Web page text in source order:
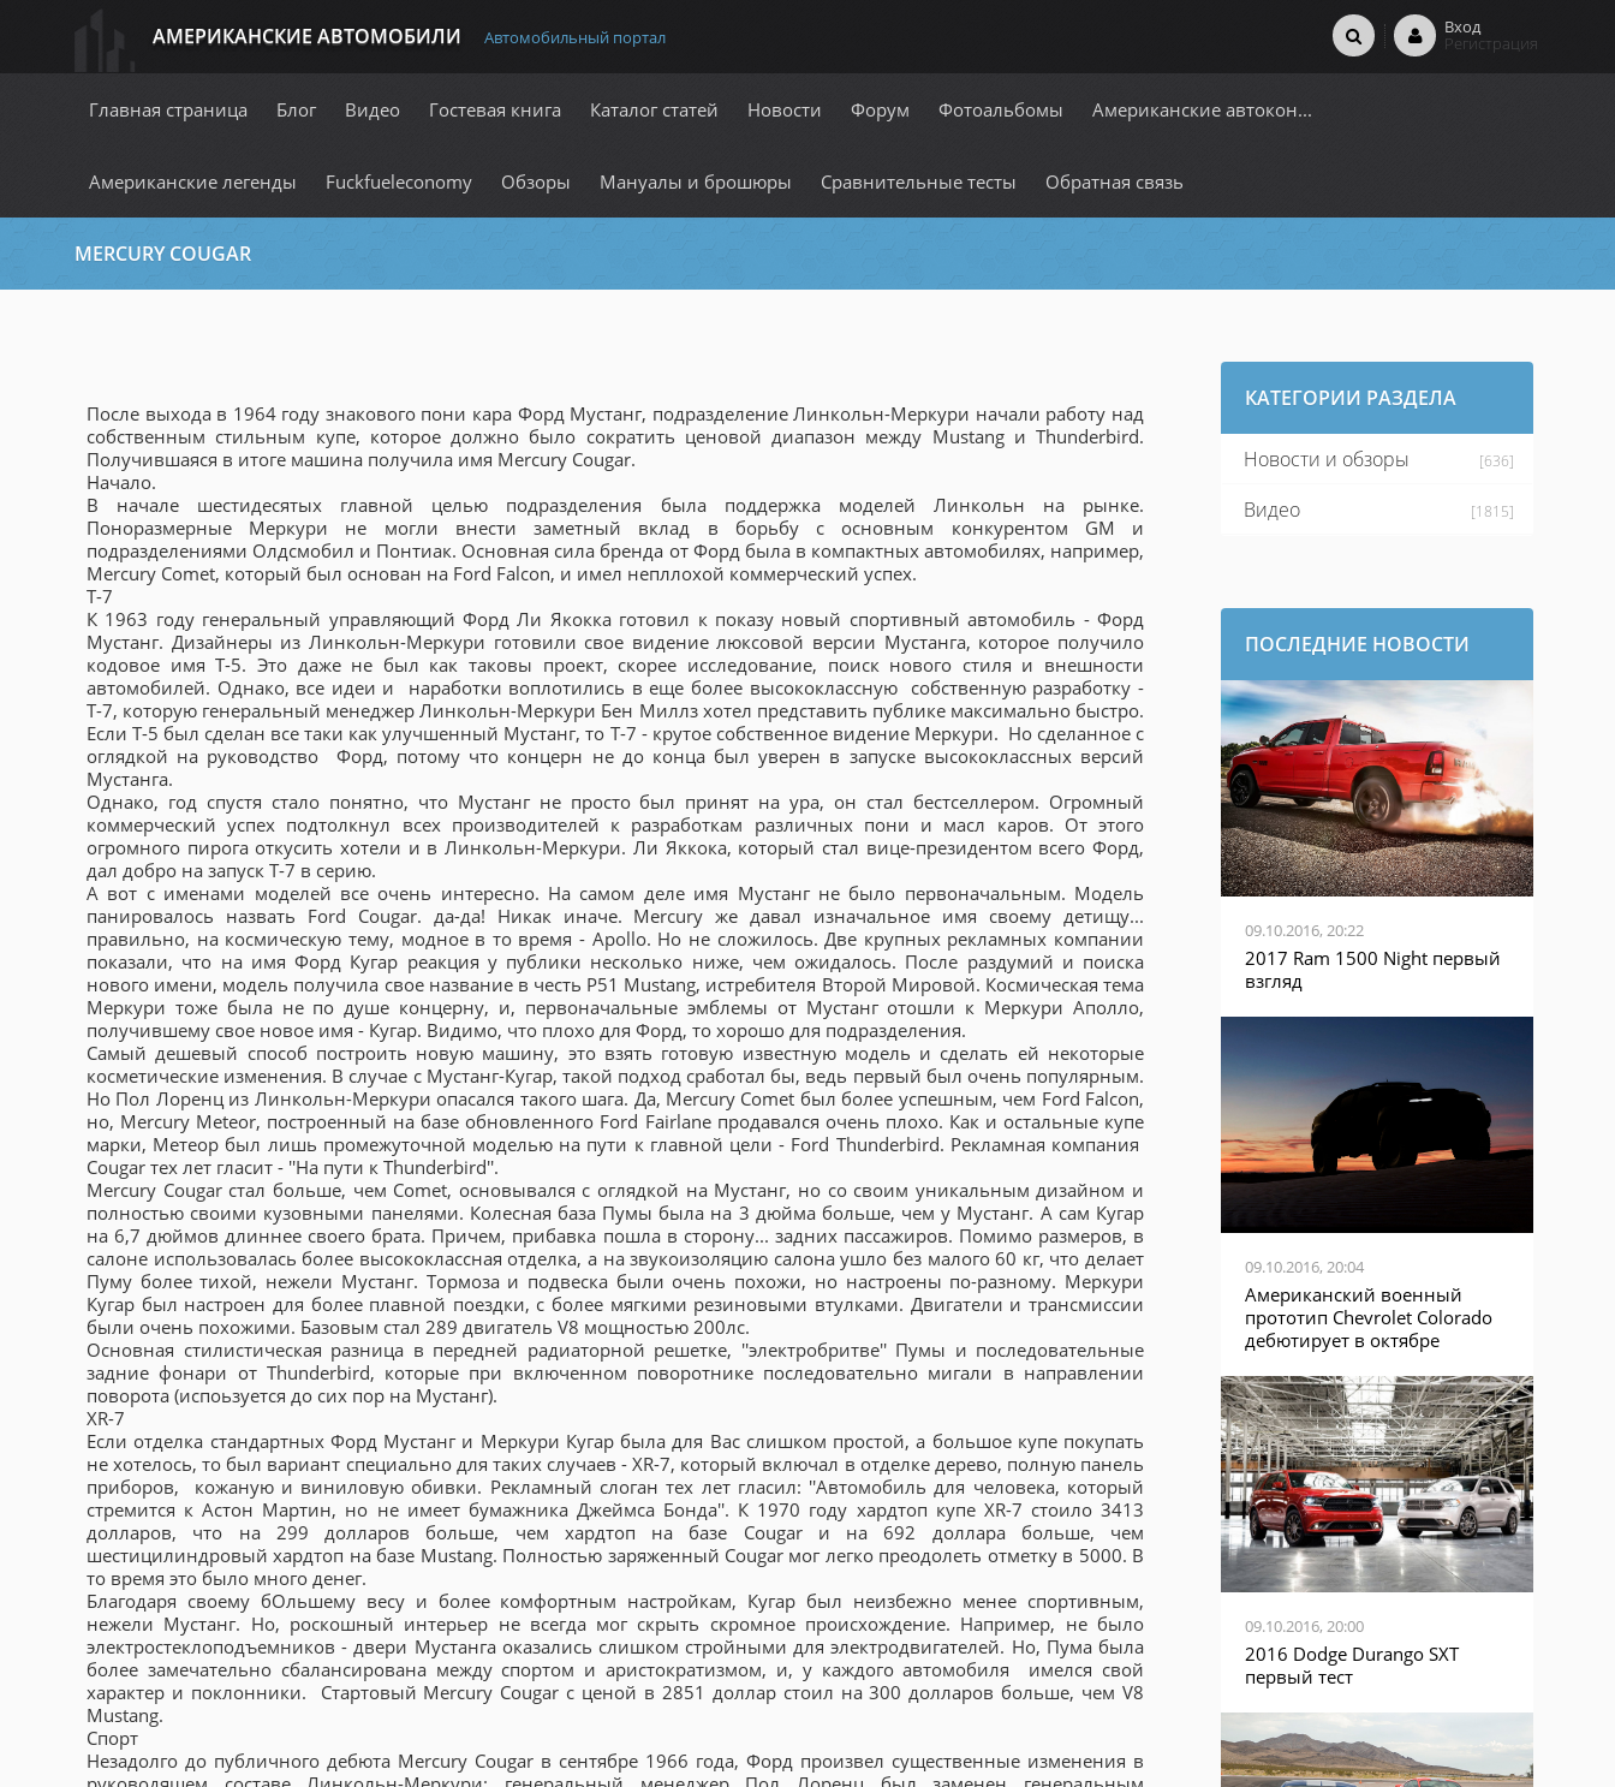
АМЕРИКАНСКИЕ АВТОМОБИЛИ Автомобильный портал Вход
Регистрация
Главная страница Блог Видео Гостевая книга Каталог статей Новости Форум Фотоальбомы Американские автокон...
Американские легенды Fuckfueleconomy Обзоры Мануалы и брошюры Сравнительные тесты Обратная связь
MERCURY COUGAR
После выхода в 1964 году знакового пони кара Форд Мустанг, подразделение Линкольн-Меркури начали работу над
собственным стильным купе, которое должно было сократить ценовой диапазон между Mustang и Thunderbird.
Получившаяся в итоге машина получила имя Mercury Cougar.
Начало.
В начале шестидесятых главной целью подразделения была поддержка моделей Линкольн на рынке.
Поноразмерные Меркури не могли внести заметный вклад в борьбу с основным конкурентом GM и
подразделениями Олдсмобил и Понтиак. Основная сила бренда от Форд была в компактных автомобилях, например,
Mercury Comet, который был основан на Ford Falcon, и имел непллохой коммерческий успех.
T-7
К 1963 году генеральный управляющий Форд Ли Якокка готовил к показу новый спортивный автомобиль - Форд
Мустанг. Дизайнеры из Линкольн-Меркури готовили свое видение люксовой версии Мустанга, которое получило
кодовое имя T-5. Это даже не был как таковы проект, скорее исследование, поиск нового стиля и внешности
автомобилей. Однако, все идеи и наработки воплотились в еще более высококлассную собственную разработку -
Т-7, которую генеральный менеджер Линкольн-Меркури Бен Миллз хотел представить публике максимально быстро.
Если T-5 был сделан все таки как улучшенный Мустанг, то T-7 - крутое собственное видение Меркури. Но сделанное с
оглядкой на руководство Форд, потому что концерн не до конца был уверен в запуске высококлассных версий
Мустанга.
Однако, год спустя стало понятно, что Мустанг не просто был принят на ура, он стал бестселлером. Огромный
коммерческий успех подтолкнул всех производителей к разработкам различных пони и масл каров. От этого
огромного пирога откусить хотели и в Линкольн-Меркури. Ли Яккока, который стал вице-президентом всего Форд,
дал добро на запуск T-7 в серию.
А вот с именами моделей все очень интересно. На самом деле имя Мустанг не было первоначальным. Модель
панировалось назвать Ford Cougar. да-да! Никак иначе. Mercury же давал изначальное имя своему детищу...
правильно, на космическую тему, модное в то время - Apollo. Но не сложилось. Две крупных рекламных компании
показали, что на имя Форд Кугар реакция у публики несколько ниже, чем ожидалось. После раздумий и поиска
нового имени, модель получила свое название в честь P51 Mustang, истребителя Второй Мировой. Космическая тема
Меркури тоже была не по душе концерну, и, первоначальные эмблемы от Мустанг отошли к Меркури Аполло,
получившему свое новое имя - Кугар. Видимо, что плохо для Форд, то хорошо для подразделения.
Самый дешевый способ построить новую машину, это взять готовую известную модель и сделать ей некоторые
косметические изменения. В случае с Мустанг-Кугар, такой подход сработал бы, ведь первый был очень популярным.
Но Пол Лоренц из Линкольн-Меркури опасался такого шага. Да, Mercury Comet был более успешным, чем Ford Falcon,
но, Mercury Meteor, построенный на базе обновленного Ford Fairlane продавался очень плохо. Как и остальные купе
марки, Метеор был лишь промежуточной моделью на пути к главной цели - Ford Thunderbird. Рекламная компания
Cougar тех лет гласит - ''На пути к Thunderbird''.
Mercury Cougar стал больше, чем Comet, основывался с оглядкой на Мустанг, но со своим уникальным дизайном и
полностью своими кузовными панелями. Колесная база Пумы была на 3 дюйма больше, чем у Мустанг. А сам Кугар
на 6,7 дюймов длиннее своего брата. Причем, прибавка пошла в сторону... задних пассажиров. Помимо размеров, в
салоне использовалась более высококлассная отделка, а на звукоизоляцию салона ушло без малого 60 кг, что делает
Пуму более тихой, нежели Мустанг. Тормоза и подвеска были очень похожи, но настроены по-разному. Меркури
Кугар был настроен для более плавной поездки, с более мягкими резиновыми втулками. Двигатели и трансмиссии
были очень похожими. Базовым стал 289 двигатель V8 мощностью 200лс.
Основная стилистическая разница в передней радиаторной решетке, ''электробритве'' Пумы и последовательные
задние фонари от Thunderbird, которые при включенном поворотнике последовательно мигали в направлении
поворота (испоьзуется до сих пор на Мустанг).
XR-7
Если отделка стандартных Форд Мустанг и Меркури Кугар была для Вас слишком простой, а большое купе покупать
не хотелось, то был вариант специально для таких случаев - XR-7, который включал в отделке дерево, полную панель
приборов, кожаную и виниловую обивки. Рекламный слоган тех лет гласил: ''Автомобиль для человека, который
стремится к Астон Мартин, но не имеет бумажника Джеймса Бонда''. К 1970 году хардтоп купе XR-7 стоило 3413
долларов, что на 299 долларов больше, чем хардтоп на базе Cougar и на 692 доллара больше, чем
шестицилиндровый хардтоп на базе Mustang. Полностью заряженный Cougar мог легко преодолеть отметку в 5000. В
то время это было много денег.
Благодаря своему бОльшему весу и более комфортным настройкам, Кугар был неизбежно менее спортивным,
нежели Мустанг. Но, роскошный интерьер не всегда мог скрыть скромное происхождение. Например, не было
электростеклоподъемников - двери Мустанга оказались слишком стройными для электродвигателей. Но, Пума была
более замечательно сбалансирована между спортом и аристократизмом, и, у каждого автомобиля имелся свой
характер и поклонники. Стартовый Mercury Cougar с ценой в 2851 доллар стоил на 300 долларов больше, чем V8
Mustang.
Спорт
Незадолго до публичного дебюта Mercury Cougar в сентябре 1966 года, Форд произвел существенные изменения в
КАТЕГОРИИ РАЗДЕЛА
Новости и обзоры [636]
Видео [1815]
ПОСЛЕДНИЕ НОВОСТИ
09.10.2016, 20:22
2017 Ram 1500 Night первый
взгляд
09.10.2016, 20:04
Американский военный
прототип Chevrolet Colorado
дебютирует в октябре
09.10.2016, 20:00
2016 Dodge Durango SXT
первый тест